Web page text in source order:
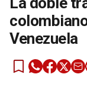
Venezuela